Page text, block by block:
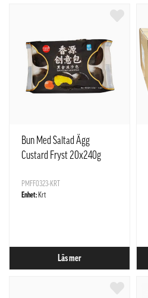
Bun Med Saltad Ägg
Custard Fryst 20x240g
PMFF0323-KRT
Enhet: Krt
Läs mer